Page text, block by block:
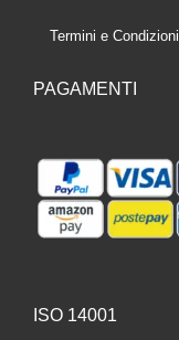
Termini e Condizioni
PAGAMENTI
ISO 14001